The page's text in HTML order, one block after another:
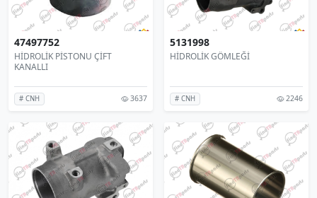
47497752
HİDROLİK PİSTONU ÇİFT
KANALLI
# CNH 3637
5131998
HİDROLİK GÖMLEĞİ
# CNH 2246